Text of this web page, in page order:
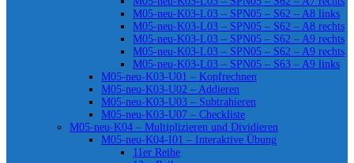
M05-neu-K03-L03 – SPN05 – S62 – A8 links
M05-neu-K03-L03 – SPN05 – S62 – A8 rechts
M05-neu-K03-L03 – SPN05 – S62 – A9 rechts
M05-neu-K03-L03 – SPN05 – S62 – A9 rechts
M05-neu-K03-L03 – SPN05 – S63 – A9 links
M05-neu-K03-U01 – Kopfrechnen
M05-neu-K03-U02 – Addieren
M05-neu-K03-U03 – Subtrahieren
M05-neu-K03-U07 – Checkliste
M05-neu-K04 – Multiplizieren und Dividieren
M05-neu-K04-I01 – Interaktive Übung
11er Reihe